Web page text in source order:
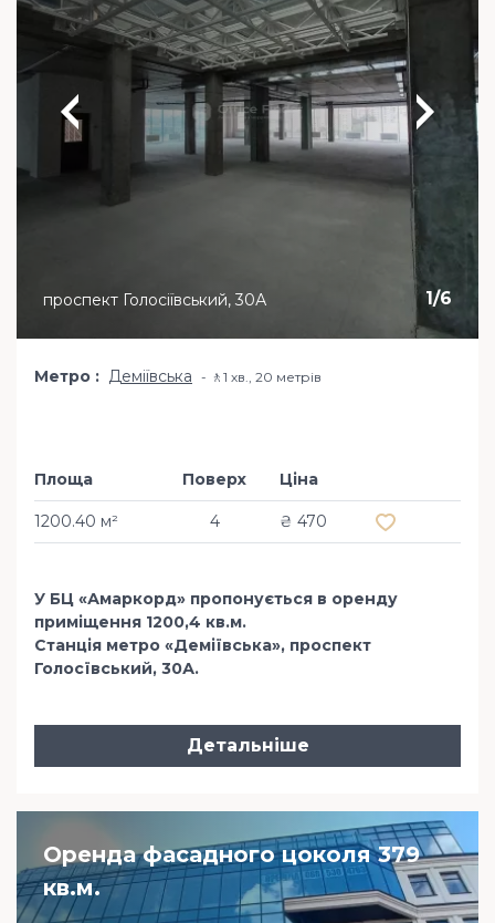
1/6
проспект Голосіївський, 30А
Метро Деміївська 🚶1 хв​., 20 метрів
Площа
1200.40 м²
Поверх
4
Ціна
₴ 470
У БЦ «Амаркорд» пропонується в оренду
приміщення 1200,4 кв.м.
Станція метро «Деміївська», проспект
Голосївський, 30А.
Детальніше
Оренда фасадного цоколя 379
кв.м.